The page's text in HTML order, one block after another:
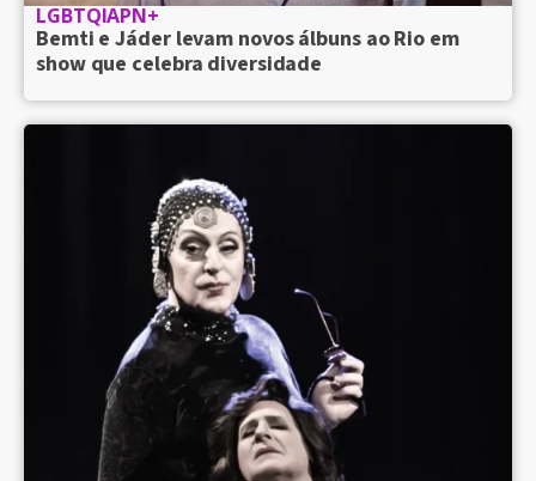
LGBTQIAPN+
Bemti e Jáder levam novos álbuns ao Rio em
show que celebra diversidade